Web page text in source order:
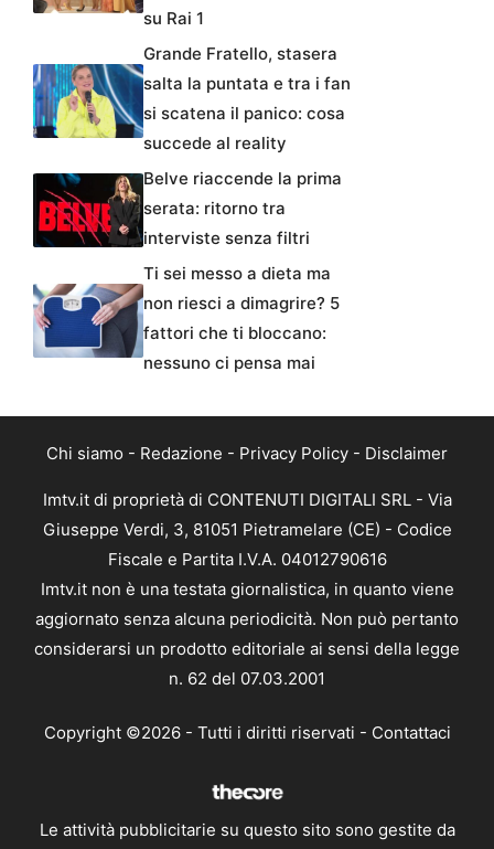
su Rai 1
Grande Fratello, stasera
salta la puntata e tra i fan
si scatena il panico: cosa
succede al reality
Belve riaccende la prima
serata: ritorno tra
interviste senza filtri
Ti sei messo a dieta ma
non riesci a dimagrire? 5
fattori che ti bloccano:
nessuno ci pensa mai
Chi siamo - Redazione - Privacy Policy - Disclaimer
Imtv.it di proprietà di CONTENUTI DIGITALI SRL - Via
Giuseppe Verdi, 3, 81051 Pietramelare (CE) - Codice
Fiscale e Partita I.V.A. 04012790616
Imtv.it non è una testata giornalistica, in quanto viene
aggiornato senza alcuna periodicità. Non può pertanto
considerarsi un prodotto editoriale ai sensi della legge
n. 62 del 07.03.2001
Copyright ©2026 - Tutti i diritti riservati - Contattaci
Le attività pubblicitarie su questo sito sono gestite da